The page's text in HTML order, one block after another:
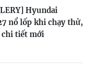
Hyundai
nổ lốp khi chạy thử,
chi tiết mới